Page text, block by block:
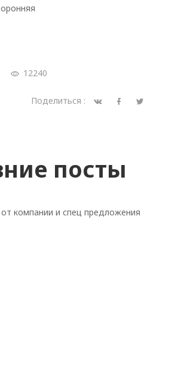
12240
Поделиться :
посты
компании и спец предложения